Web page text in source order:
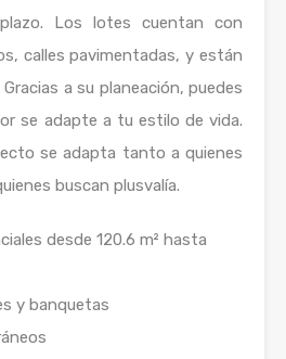
Los lotes cuentan con
calles pavimentadas, y están
a su planeación, puedes
se adapte a tu estilo de vida.
se adapta tanto a quienes
buscan plusvalía.
desde 120.6 m² hasta
y banquetas